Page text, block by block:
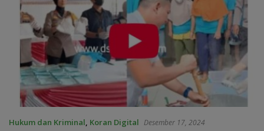
Hukum dan Kriminal, Koran Digital Desember 17, 2024